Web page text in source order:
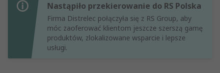
Nastąpiło przekierowanie do RS Polska
Firma Distrelec połączyła się z RS Group, aby
móc zaoferować klientom jeszcze szerszą gamę
produktów, zlokalizowane wsparcie i lepsze
usługi.